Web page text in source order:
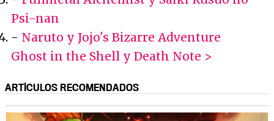
Psi-nan
- Naruto y Jojo's Bizarre Adventure
Ghost in the Shell y Death Note >
ARTÍCULOS RECOMENDADOS